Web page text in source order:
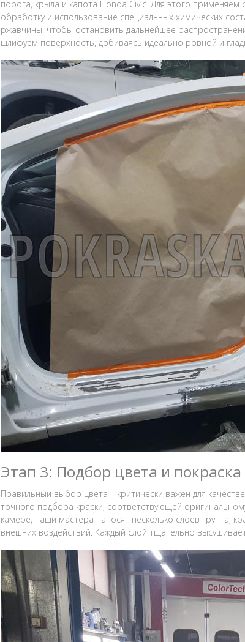
порога, крыла и капота Honda Civic. Для этого
обработку и использование специальных химических
ржавчины, чтобы остановить дальнейшее
шлифуем поверхность, добиваясь идеально ровной и
Этап 3: Подбор цвета и покраска
Правильный выбор цвета – критически важен для
точного подбора краски, соответствующей
камере, наши мастера наносят несколько слоев грунта,
внешних воздействий. Каждый слой тщательно